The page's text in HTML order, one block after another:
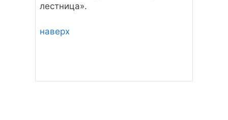
лестница».
наверх